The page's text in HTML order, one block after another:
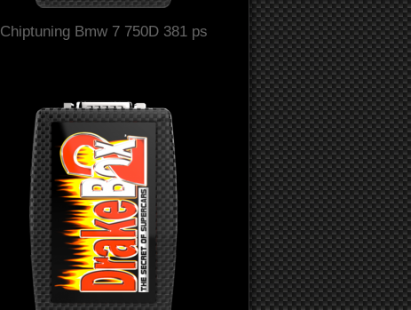
Chiptuning Bmw 7 750D 381 ps